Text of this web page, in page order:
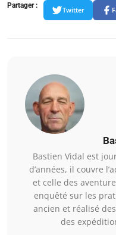
Partager :
Twitter
Bastien Vidal est
d’années, il couvre
et celle des
enquêté sur les
ancien et réalisé
des